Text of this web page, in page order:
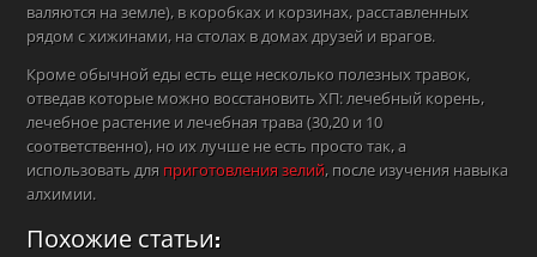
валяются на земле), в коробках и корзинах, расставленных
рядом с хижинами, на столах в домах друзей и врагов.
Кроме обычной еды есть еще несколько полезных травок,
отведав которые можно восстановить ХП: лечебный корень,
лечебное растение и лечебная трава (30,20 и 10
соответственно), но их лучше не есть просто так, а
использовать для приготовления зелий, после изучения навыка
алхимии.
Похожие статьи: